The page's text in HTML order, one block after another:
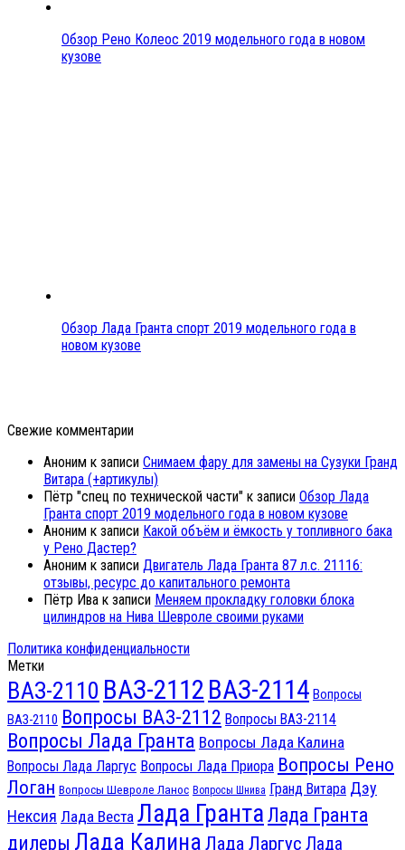
Обзор Рено Колеос 2019 модельного года в новом
кузове
Обзор Лада Гранта спорт 2019 модельного года в
новом кузове
Свежие комментарии
Аноним к записи Снимаем фару для замены на Сузуки Гранд
Витара (+артикулы)
Пётр "спец по технической части" к записи Обзор Лада
Гранта спорт 2019 модельного года в новом кузове
Аноним к записи Какой объём и ёмкость у топливного бака
у Рено Дастер?
Аноним к записи Двигатель Лада Гранта 87 л.с. 21116:
отзывы, ресурс до капитального ремонта
Пётр Ива к записи Меняем прокладку головки блока
цилиндров на Нива Шевроле своими руками
Политика конфиденциальности
Метки
ВАЗ-2110 ВАЗ-2112 ВАЗ-2114 Вопросы
ВАЗ-2110 Вопросы ВАЗ-2112 Вопросы ВАЗ-2114
Вопросы Лада Гранта Вопросы Лада Калина
Вопросы Лада Ларгус Вопросы Лада Приора Вопросы Рено
Логан Вопросы Шевроле Ланос Вопросы Шнива Гранд Витара Дэу
Нексия Лада Веста Лада Гранта Лада Гранта
дилеры Лада Калина Лада Ларгус Лада